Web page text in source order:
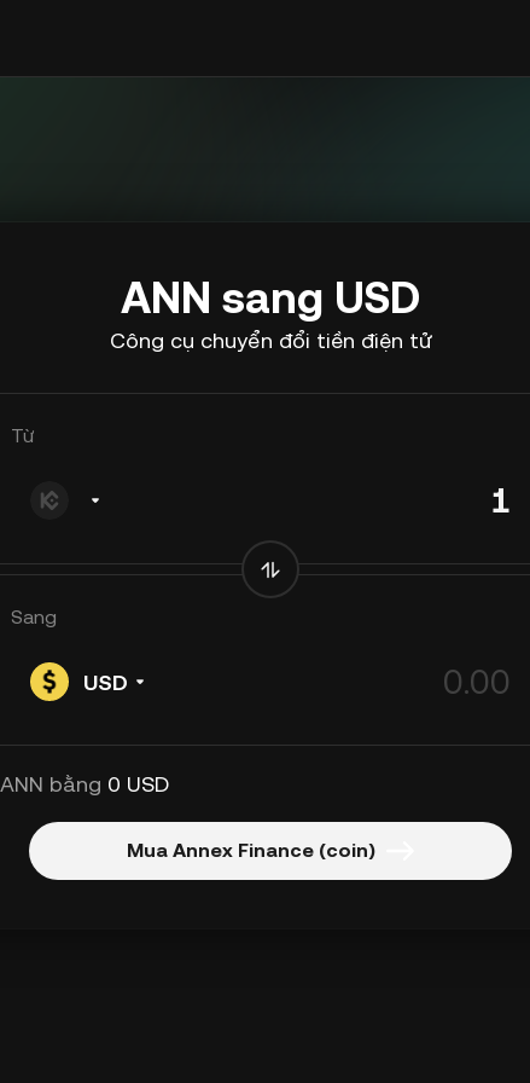
ANN sang USD
Công cụ chuyển đổi tiền điện tử
Từ
Sang
USD
bằng 0 USD
Mua Annex Finance (coin)